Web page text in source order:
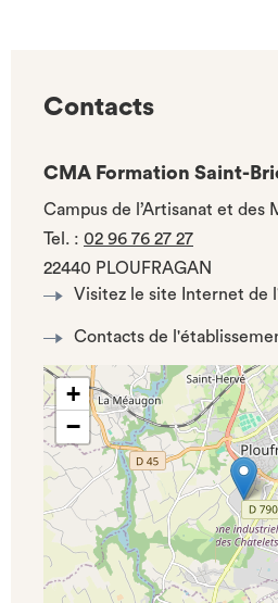
Contacts
CMA Formation Saint-
Campus de l’Artisanat et des
Tel. : 02 96 76 27 27
22440 PLOUFRAGAN
Visitez le site Internet de
Contacts de
+
−